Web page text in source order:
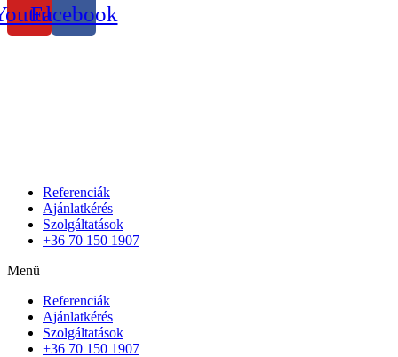
Facebook
Referenciák
Ajánlatkérés
Szolgáltatások
+36 70 150 1907
Menü
Referenciák
Ajánlatkérés
Szolgáltatások
+36 70 150 1907